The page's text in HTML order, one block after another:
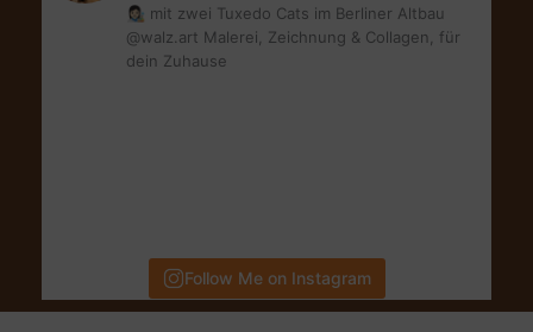
👩🏻‍🎨 mit zwei Tuxedo Cats im Berliner Altbau
@walz.art Malerei, Zeichnung & Collagen, für
dein Zuhause
Follow Me on Instagram